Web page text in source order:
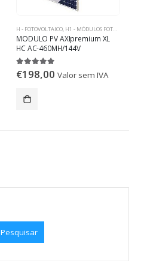
H - FOTOVOLTAICO, H1 - MÓDULOS FOTOVOLTAICOS
MODULO PV AXIpremium XL
HC AC-460MH/144V
5.00out of 5
€198,00 Valor sem IVA
Pesquisar